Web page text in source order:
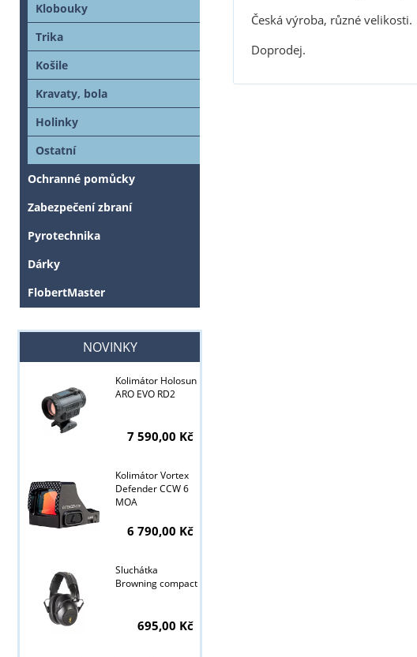
Česká výroba, různé velikosti.
Doprodej.
Klobouky
Trika
Košile
Kravaty, bola
Holinky
Ostatní
Ochranné pomůcky
Zabezpečení zbraní
Pyrotechnika
Dárky
FlobertMaster
NOVINKY
Kolimátor Holosun
ARO EVO RD2
7 590,00 Kč
Kolimátor Vortex
Defender CCW 6
MOA
6 790,00 Kč
Sluchátka
Browning compact
695,00 Kč